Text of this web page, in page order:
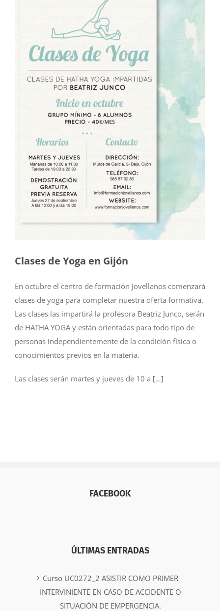
Clases de Yoga en Gijón
En octubre el centro de formación Jovellanos comenzará
clases de yoga para completar nuestra oferta formativa.
Las clases las impartirá la profesora Beatriz Junco, serán
de HATHA YOGA y están orientadas para todo tipo de
personas independientemente de la condición física o
conocimientos previos en la materia.
Las clases serán martes y jueves de 10 a […]
FACEBOOK
ÚLTIMAS ENTRADAS
Curso UC0272_2 ASISTIR COMO PRIMER
INTERVINIENTE EN CASO DE ACCIDENTE O
SITUACIÓN DE EMPERGENCIA.